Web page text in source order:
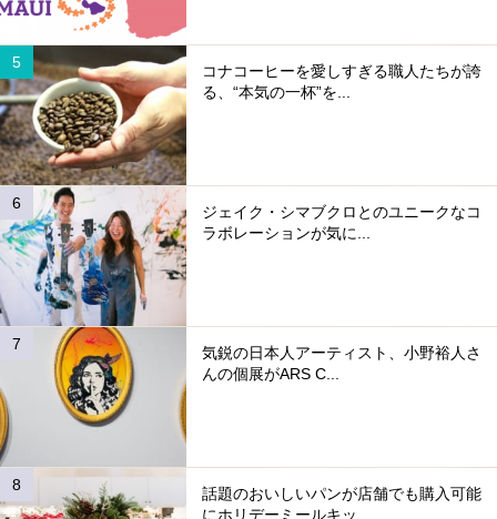
コナコーヒーを愛しすぎる職人たちが誇
る、“本気の一杯”を...
ジェイク・シマブクロとのユニークなコ
ラボレーションが気に...
気鋭の日本人アーティスト、小野裕人さ
んの個展がARS C...
話題のおいしいパンが店舗でも購入可能
にホリデーミールキッ...